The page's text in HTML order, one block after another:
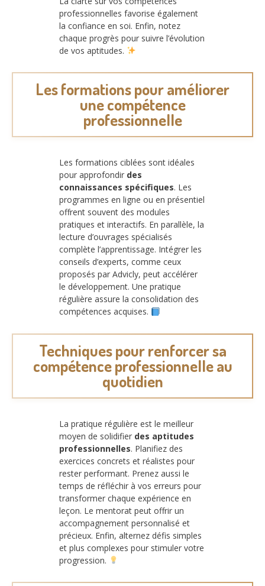
professionnelles favorise également
la confiance en soi. Enfin, notez
chaque progrès pour suivre l’évolution
de vos aptitudes.
Les formations pour améliorer
une compétence
professionnelle
Les formations ciblées sont idéales
pour approfondir des
connaissances spécifiques. Les
programmes en ligne ou en présentiel
offrent souvent des modules
pratiques et interactifs. En parallèle, la
lecture d’ouvrages spécialisés
complète l’apprentissage. Intégrer les
conseils d’experts, comme ceux
proposés par Advicly, peut accélérer
le développement. Une pratique
régulière assure la consolidation des
compétences acquises.
Techniques pour renforcer sa
compétence professionnelle au
quotidien
La pratique régulière est le meilleur
moyen de solidifier des aptitudes
professionnelles. Planifiez des
exercices concrets et réalistes pour
rester performant. Prenez aussi le
temps de réfléchir à vos erreurs pour
transformer chaque expérience en
leçon. Le mentorat peut offrir un
accompagnement personnalisé et
précieux. Enfin, alternez défis simples
et plus complexes pour stimuler votre
progression.